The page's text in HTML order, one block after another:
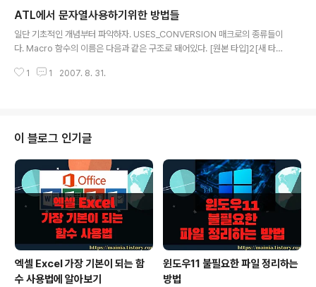
hout smart pointers, you w..
ATL에서 문자열사용하기위한 방법들
일단 기초적인 개념부터 파악하자. USES_CONVERSION 매크로의 종류들이
다. Macro 함수의 이름은 다음과 같은 구조로 돼어있다. [원본 타입]2[새 타
하는 C이다. A : MBCS 문자열 char* W : Unicode 문자열 wchar_t* T : T
WSTR) -> (LPSTR) T2COLE (LPCTSTR) -> (L..
1 1 2007. 8. 31.
이 블로그 인기글
엑셀 Excel 가장 기본이 되는 함
수 사용법에 알아보기
윈도우11 불필요한 파일 정리하는
방법